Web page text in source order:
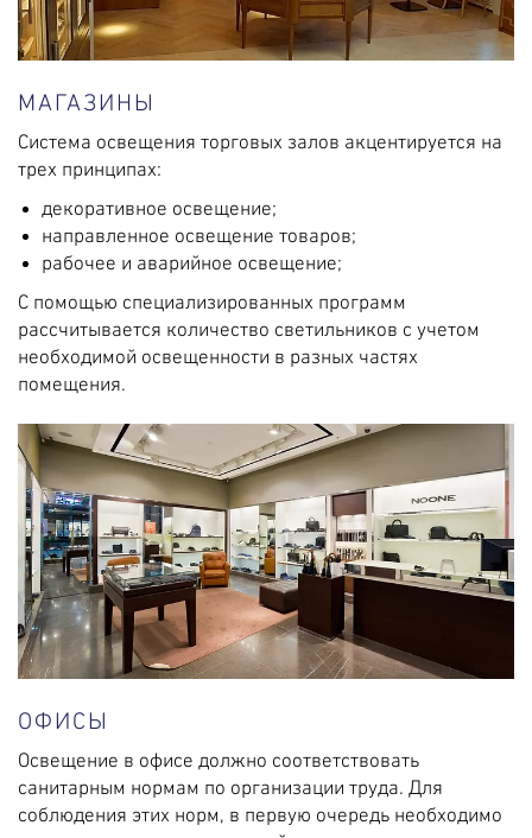
МАГАЗИНЫ
Система освещения торговых залов акцентируется на
трех принципах:
декоративное освещение;
направленное освещение товаров;
рабочее и аварийное освещение;
С помощью специализированных программ
рассчитывается количество светильников с учетом
необходимой освещенности в разных частях
помещения.
ОФИСЫ
Освещение в офисе должно соответствовать
санитарным нормам по организации труда. Для
соблюдения этих норм, в первую очередь необходимо